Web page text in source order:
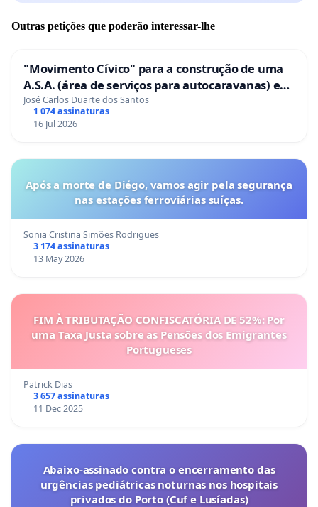
Outras petições que poderão interessar-lhe
"Movimento Cívico" para a construção de uma
A.S.A. (área de serviços para autocaravanas) em
Coimbra
José Carlos Duarte dos Santos
1 074 assinaturas
16 Jul 2026
Após a morte de Diégo, vamos agir pela segurança
nas estações ferroviárias suíças.
Sonia Cristina Simões Rodrigues
3 174 assinaturas
13 May 2026
FIM À TRIBUTAÇÃO CONFISCATÓRIA DE 52%: Por
uma Taxa Justa sobre as Pensões dos Emigrantes
Portugueses
Patrick Dias
3 657 assinaturas
11 Dec 2025
Abaixo-assinado contra o encerramento das
urgências pediátricas noturnas nos hospitais
privados do Porto (Cuf e Lusíadas)